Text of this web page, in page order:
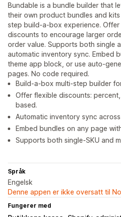
Bundable is a bundle builder that
their own product bundles and
step build-a-box experience.
discounts to encourage larger
order value. Supports both single
automatic inventory sync. Embed
theme app block, or use auto-
pages. No code required.
Build-a-box multi-step builder
Offer flexible discounts:
based.
Automatic inventory sync
Embed bundles on any page
Supports both single-SKU and
Språk
Engelsk
Denne appen er ikke oversatt til
Fungerer med